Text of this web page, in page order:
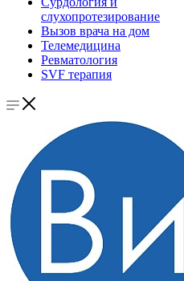
слухопротезирование
Вызов врача на дом
Телемедицина
Ревматология
SVF терапия